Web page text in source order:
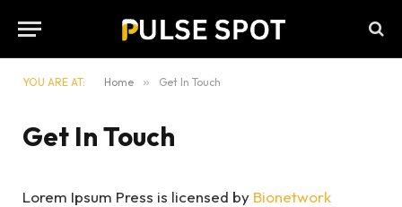
YOU ARE AT: Home » Get In Touch
Get In Touch
Lorem Ipsum Press is licensed by Bionetwork